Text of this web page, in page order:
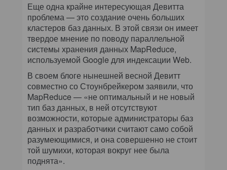
Еще одна крайне интересующая Девитта
проблема — это создание очень больших
кластеров баз данных. В этой связи он имеет
твердое мнение по поводу параллельной
системы хранения данных MapReduce,
используемой Google для индексации Web.
В своем блоге нынешней весной Девитт
совместно со Стоунбрейкером заявили, что
MapReduce — «не оптимальный и не новый
тип баз данных, в ней отсутствуют
возможности, которые администраторы баз
данных и разработчики считают само собой
разумеющимися, и она совершенно не стоит
той шумихи, которая вокруг нее была
поднята».